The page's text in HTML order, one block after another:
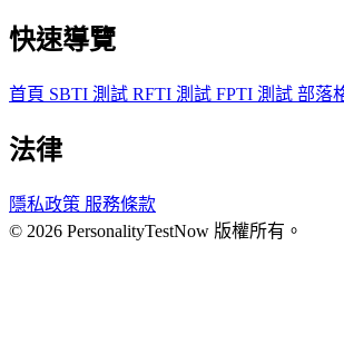
快速導覽
首頁 SBTI 測試 RFTI 測試 FPTI 測試 部落
法律
隱私政策 服務條款
© 2026 PersonalityTestNow 版權所有。